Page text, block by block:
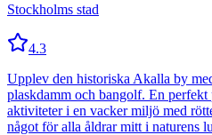
Stockholms stad
4.3
Upplev den historiska Akalla by
plaskdamm och bangolf. En
aktiviteter i en vacker miljö med
något för alla åldrar mitt i naturens